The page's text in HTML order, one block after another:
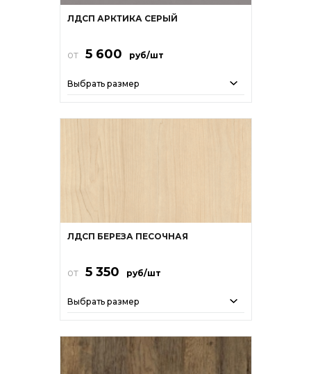
ЛДСП АРКТИКА СЕРЫЙ
от 5 600 руб/шт
Выбрать размер
ЛДСП БЕРЕЗА ПЕСОЧНАЯ
от 5 350 руб/шт
Выбрать размер